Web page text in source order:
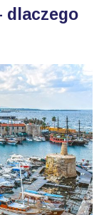
dlaczego